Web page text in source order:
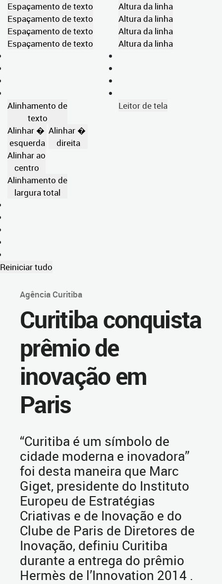
Espaçamento de texto
Espaçamento de texto
Espaçamento de texto
Espaçamento de texto
Altura da linha
Altura da linha
Altura da linha
Altura da linha
Alinhamento de
texto
Alinhar �
esquerda
Alinhar �
direita
Alinhar ao
centro
Alinhamento de
largura total
Leitor de tela
Reiniciar tudo
Agência Curitiba
Curitiba conquista
prêmio de
inovação em
Paris
“Curitiba é um símbolo de
cidade moderna e inovadora”
foi desta maneira que Marc
Giget, presidente do Instituto
Europeu de Estratégias
Criativas e de Inovação e do
Clube de Paris de Diretores de
Inovação, definiu Curitiba
durante a entrega do prêmio
Hermès de l’Innovation 2014 .